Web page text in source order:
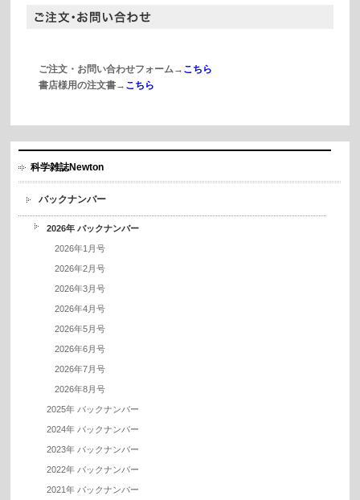
ご注文・お問い合わせフォーム→ こちら
書店様用の注文書→ こちら
科学雑誌Newton
バックナンバー
2026年 バックナンバー
2026年1月号
2026年2月号
2026年3月号
2026年4月号
2026年5月号
2026年6月号
2026年7月号
2026年8月号
2025年 バックナンバー
2024年 バックナンバー
2023年 バックナンバー
2022年 バックナンバー
2021年 バックナンバー